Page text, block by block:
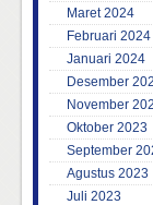
Maret 2024
Februari 2024
Januari 2024
Desember
November
Oktober 2023
September
Agustus 2023
Juli 2023